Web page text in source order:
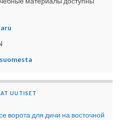
UUTISET
ворота для дичи на восточной